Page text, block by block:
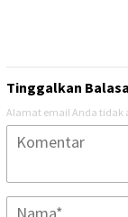
Tinggalkan
Alamat email Anda tidak